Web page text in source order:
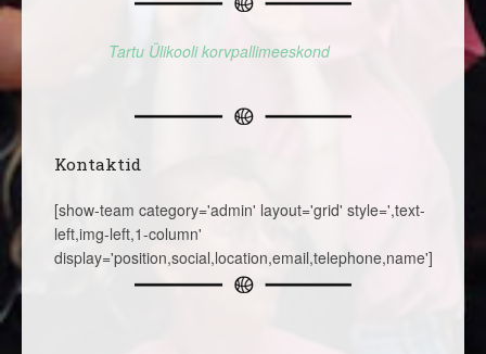
Tartu Ülikooli korvpallimeeskond
Kontaktid
[show-team category='admin' layout='grid' style=',text-
left,img-left,1-column'
display='position,social,location,email,telephone,name']